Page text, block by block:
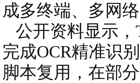
成多终端、多网
公开资料显示，
完成OCR精准识
脚本复用，在部